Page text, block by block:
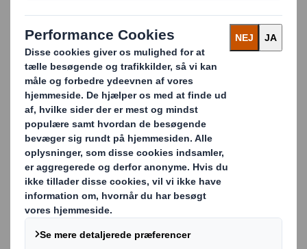
løsninger, der giver de rigtige resultater i alle
led i forsyningskæden for netop dine
produkter, uanset om du vil fastholde dine
kunder, tiltrække nye, forbedre
distributionen, forhindre produktskader
eller reducere omkostninger i
forsyningskæden. Når vi samarbejder
innovativt med vores kunder, er det både
med til at øge deres omsætning, reducere
omkostningerne og hjælpe dem med at
håndtere forskellige forretningsrisici – alt
sammen med bæredygtighed i fokus.